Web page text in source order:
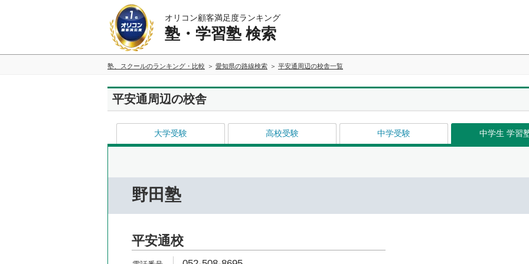
オリコン顧客満足度ランキング
塾・学習塾 検索
塾、スクールのランキング・比較 愛知県の路線検索 平安通周辺の校舎一覧
平安通周辺の校舎
大学受験 高校受験 中学受験 中学生 学習
野田塾
平安通校